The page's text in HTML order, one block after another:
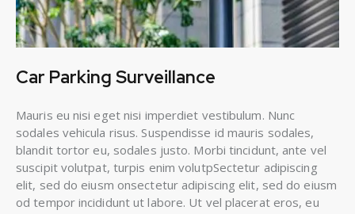
Car Parking Surveillance
Mauris eu nisi eget nisi imperdiet vestibulum. Nunc
sodales vehicula risus. Suspendisse id mauris sodales,
blandit tortor eu, sodales justo. Morbi tincidunt, ante vel
suscipit volutpat, turpis enim volutpSectetur adipiscing
elit, sed do eiusm onsectetur adipiscing elit, sed do eiusm
od tempor incididunt ut labore. Ut vel placerat eros, eu